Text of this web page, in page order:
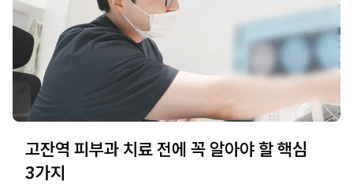
고잔역 피부과 치료 전에 꼭 알아야 할 핵심
3가지